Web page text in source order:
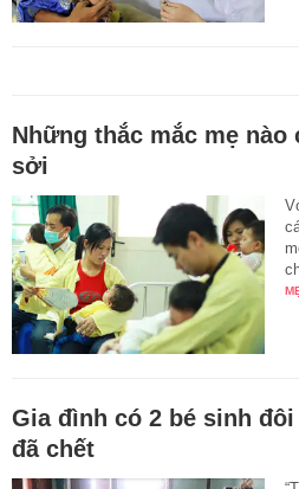
Những thắc mắc mẹ nào
sởi
Gia đình có 2 bé sinh
đã chết